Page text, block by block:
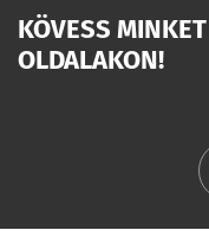
KÖVESS
OLDALAKON!